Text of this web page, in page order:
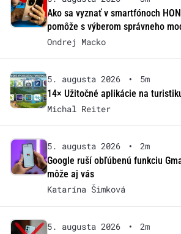
Ako sa vyznať v smartfónoch
pomôže s výberom správneho
Ondrej Macko
5. augusta 2026 •
5m
14× Užitočné aplikácie na
Michal Reiter
5. augusta 2026 •
2m
Google ruší obľúbenú funkciu
môže aj vás
Katarína Šimková
5. augusta 2026 •
2m